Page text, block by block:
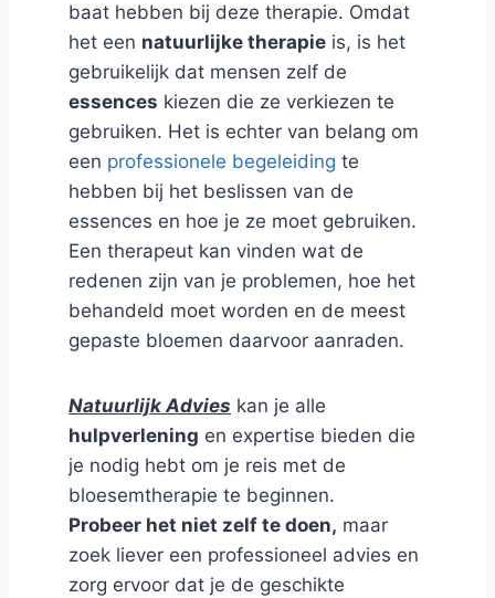
baat hebben bij deze therapie. Omdat
het een natuurlijke therapie is, is het
gebruikelijk dat mensen zelf de
essences kiezen die ze verkiezen te
gebruiken. Het is echter van belang om
een professionele begeleiding te
hebben bij het beslissen van de
essences en hoe je ze moet gebruiken.
Een therapeut kan vinden wat de
redenen zijn van je problemen, hoe het
behandeld moet worden en de meest
gepaste bloemen daarvoor aanraden.
Natuurlijk Advies kan je alle
hulpverlening en expertise bieden die
je nodig hebt om je reis met de
bloesemtherapie te beginnen.
Probeer het niet zelf te doen, maar
zoek liever een professioneel advies en
zorg ervoor dat je de geschikte